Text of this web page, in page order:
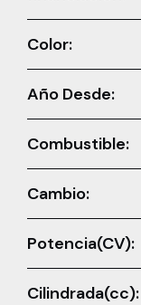
Color:
Año Desde:
Combustible:
Cambio:
Potencia(CV):
Cilindrada(cc):